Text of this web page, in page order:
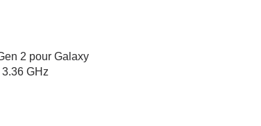
2 pour Galaxy
GHz